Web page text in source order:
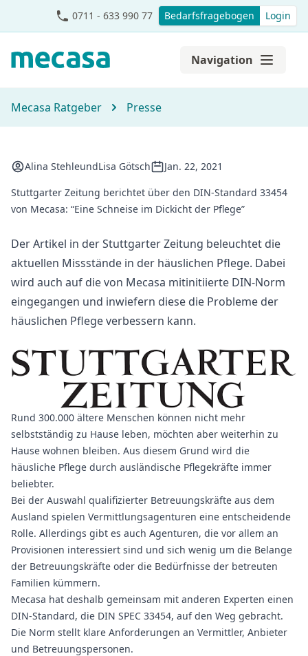
0711 - 633 990 77 Bedarfsfragebogen Login
Navigation
Mecasa Ratgeber Presse
Alina StehleundLisa Götsch
Jan. 22, 2021
Stuttgarter Zeitung berichtet über den DIN-Standard 33454
von Mecasa: “Eine Schneise im Dickicht der Pflege”
Der Artikel in der Stuttgarter Zeitung beleuchtet die
aktuellen Missstände in der häuslichen Pflege. Dabei
wird auch auf die von Mecasa mitinitiierte DIN-Norm
eingegangen und inwiefern diese die Probleme der
häuslichen Pflege verbessern kann.
Rund 300.000 ältere Menschen können nicht mehr
selbstständig zu Hause leben, möchten aber weiterhin zu
Hause wohnen bleiben. Aus diesem Grund wird die
häusliche Pflege durch ausländische Pflegekräfte immer
beliebter.
Bei der Auswahl qualifizierter Betreuungskräfte aus dem
Ausland spielen Vermittlungsagenturen eine entscheidende
Rolle. Allerdings gibt es auch Agenturen, die vor allem an
Provisionen interessiert sind und sich wenig um die Belange
der Betreuungskräfte oder die Bedürfnisse der betreuten
Familien kümmern.
Mecasa hat deshalb gemeinsam mit anderen Experten einen
DIN-Standard, die DIN SPEC 33454, auf den Weg gebracht.
Die Norm stellt klare Anforderungen an Vermittler, Anbieter
und Betreuungspersonen.